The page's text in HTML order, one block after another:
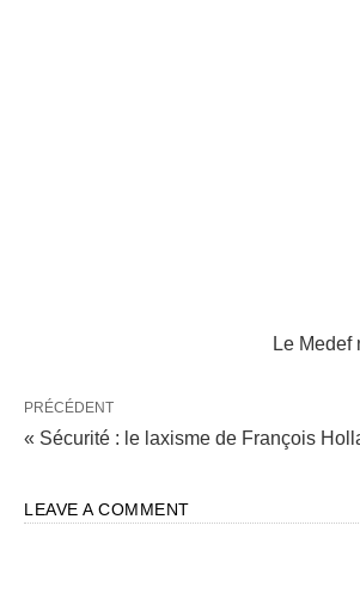
Le Medef
PRÉCÉDENT
« Sécurité : le laxisme de François
LEAVE A COMMENT